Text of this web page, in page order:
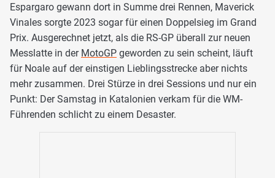
Espargaro gewann dort in Summe drei Rennen, Maverick
Vinales sorgte 2023 sogar für einen Doppelsieg im Grand
Prix. Ausgerechnet jetzt, als die RS-GP überall zur neuen
Messlatte in der MotoGP geworden zu sein scheint, läuft
für Noale auf der einstigen Lieblingsstrecke aber nichts
mehr zusammen. Drei Stürze in drei Sessions und nur ein
Punkt: Der Samstag in Katalonien verkam für die WM-
Führenden schlicht zu einem Desaster.